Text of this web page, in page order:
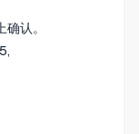
确认。